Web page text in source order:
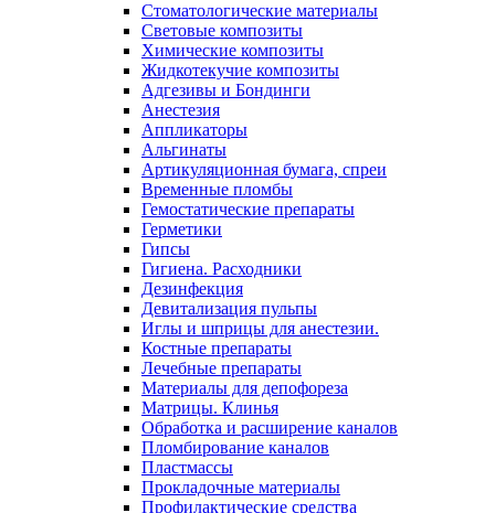
Стоматологические материалы
Световые композиты
Химические композиты
Жидкотекучие композиты
Адгезивы и Бондинги
Анестезия
Аппликаторы
Альгинаты
Артикуляционная бумага, спреи
Временные пломбы
Гемостатические препараты
Герметики
Гипсы
Гигиена. Расходники
Дезинфекция
Девитализация пульпы
Иглы и шприцы для анестезии.
Костные препараты
Лечебные препараты
Материалы для депофореза
Матрицы. Клинья
Обработка и расширение каналов
Пломбирование каналов
Пластмассы
Прокладочные материалы
Профилактические средства